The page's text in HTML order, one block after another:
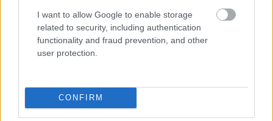
I want to allow Google to enable storage
related to security, including authentication
functionality and fraud prevention, and other
user protection.
CONFIRM